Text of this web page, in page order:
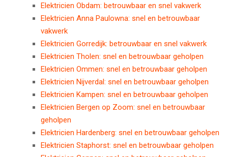
Elektricien Obdam: betrouwbaar en snel vakwerk
Elektricien Anna Paulowna: snel en betrouwbaar
vakwerk
Elektricien Gorredijk: betrouwbaar en snel vakwerk
Elektricien Tholen: snel en betrouwbaar geholpen
Elektricien Ommen: snel en betrouwbaar geholpen
Elektricien Nijverdal: snel en betrouwbaar geholpen
Elektricien Kampen: snel en betrouwbaar geholpen
Elektricien Bergen op Zoom: snel en betrouwbaar
geholpen
Elektricien Hardenberg: snel en betrouwbaar geholpen
Elektricien Staphorst: snel en betrouwbaar geholpen